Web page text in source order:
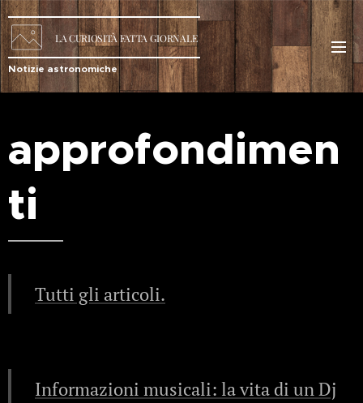
LACURIOSITÀ FATTA GIORNALE
Notizie astronomiche
approfondimen
ti
Tutti gli articoli.
Informazioni musicali: la vita di un Dj